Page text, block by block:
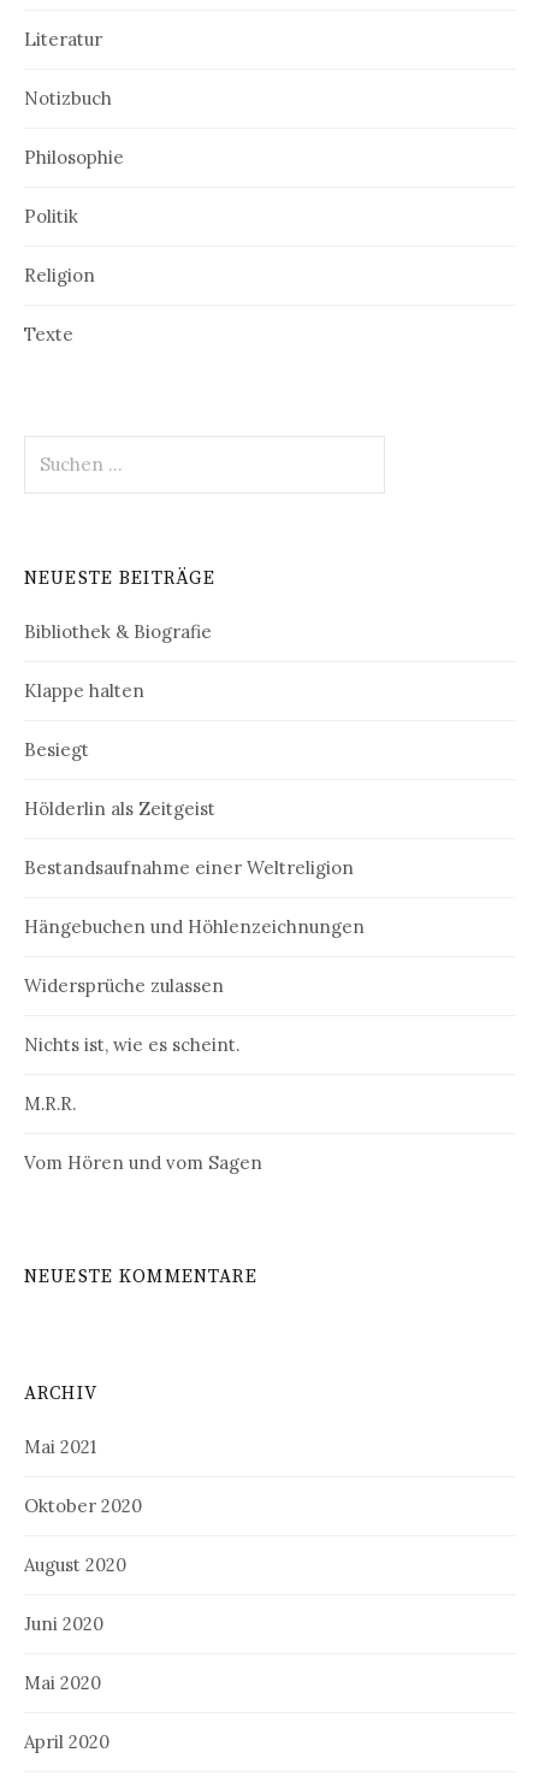
Literatur
Notizbuch
Philosophie
Politik
Religion
Texte
nach:
NEUESTE BEITRÄGE
Bibliothek & Biografie
Klappe halten
Besiegt
Hölderlin als Zeitgeist
Bestandsaufnahme einer Weltreligion
Hängebuchen und Höhlenzeichnungen
Widersprüche zulassen
Nichts ist, wie es scheint.
M.R.R.
Vom Hören und vom Sagen
NEUESTE KOMMENTARE
ARCHIV
Mai 2021
Oktober 2020
August 2020
Juni 2020
Mai 2020
April 2020